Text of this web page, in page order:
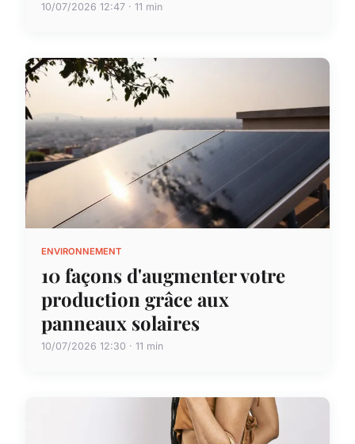
10/07/2026 12:47 · 11 min
ENVIRONNEMENT
10 façons d'augmenter votre
production grâce aux
panneaux solaires
10/07/2026 12:30 · 11 min